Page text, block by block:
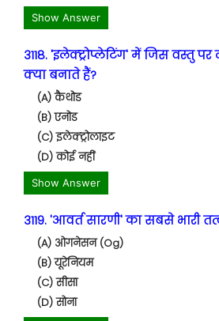
Show Answer
3118. 'इलेक्ट्रोप्लेटिंग' में जिस वस्तु पर
क्या बनाते हैं?
(A) कैथोड
(B) एनोड
(C) इलेक्ट्रोलाइट
(D) कोई नहीं
Show Answer
3119. 'आवर्त सारणी' का सबसे भारी
(A) ओगनेसन (Og)
(B) यूरेनियम
(C) सीसा
(D) सोना